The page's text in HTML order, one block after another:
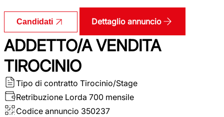
Candidati Dettaglio annuncio
ADDETTO/A VENDITA
TIROCINIO
Tipo di contratto Tirocinio/Stage
Retribuzione Lorda 700 mensile
Codice annuncio 350237